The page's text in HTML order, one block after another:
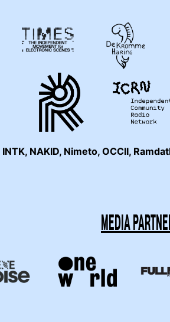
INTK, NAKID, Nimeto, OCCII,
MEDIA